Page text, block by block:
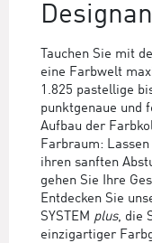
Tauchen Sie mit
eine Farbwelt
1.825 pastellige
punktgenaue und
Aufbau der
Farbraum:
ihren sanften
gehen Sie Ihre
Entdecken Sie
SYSTEM plus, die
einzigartiger